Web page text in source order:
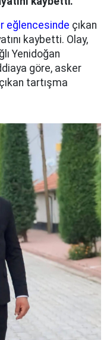
eğlencesinde çıkan
kaybetti. Olay,
Yenidoğan
göre, asker
tartışma